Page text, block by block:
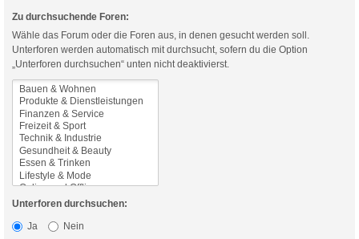
Zu durchsuchende Foren:
Wähle das Forum oder die Foren aus, in denen gesucht werden soll.
Unterforen werden automatisch mit durchsucht, sofern du die Option
„Unterforen durchsuchen“ unten nicht deaktivierst.
Unterforen durchsuchen:
Ja
Nein